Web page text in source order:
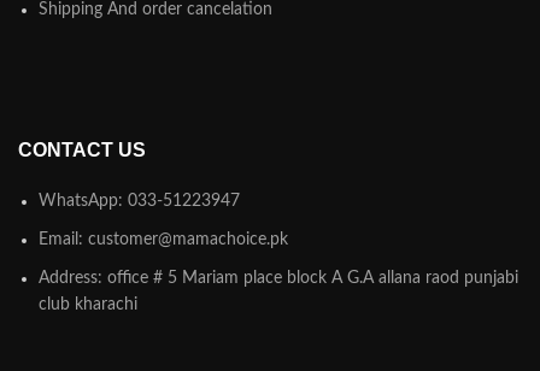
Shipping And order cancelation
CONTACT US
WhatsApp: 033-51223947
Email: customer@mamachoice.pk
Address: office # 5 Mariam place block A G.A allana raod punjabi
club kharachi